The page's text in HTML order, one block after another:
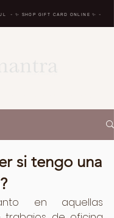
- ✨ SHOP GIFT CARD ONLINE✨ -
si tengo una
en aquellas